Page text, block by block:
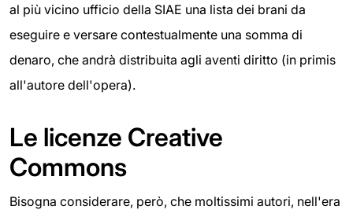
al più vicino ufficio della SIAE una lista dei brani da
eseguire e versare contestualmente una somma di
denaro, che andrà distribuita agli aventi diritto (in primis
all'autore dell'opera).
Le licenze Creative
Commons
Bisogna considerare, però, che moltissimi autori, nell'era